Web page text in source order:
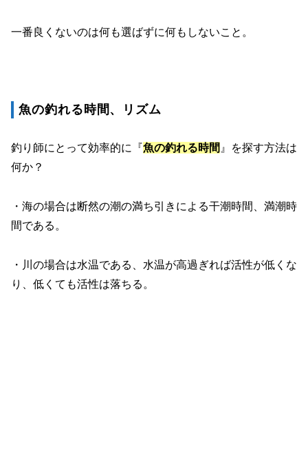
一番良くないのは何も選ばずに何もしないこと。
魚の釣れる時間、リズム
釣り師にとって効率的に『魚の釣れる時間 』を探す方法は
何か？
・海の場合は断然の潮の満ち引きによる干潮時間、満潮時
間である。
・川の場合は水温である、水温が高過ぎれば活性が低くな
り、低くても活性は落ちる。